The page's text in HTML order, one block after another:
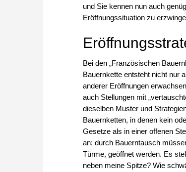
und Sie kennen nun auch
Eröffnungssituation zu
Bei den „Französischen
Bauernkette entsteht nicht nur
anderer Eröffnungen
auch Stellungen mit
dieselben Muster und
Bauernketten, in denen kein
Gesetze als in einer offenen
an: durch Bauerntausch
Türme, geöffnet werden. Es
neben meine Spitze? Wie